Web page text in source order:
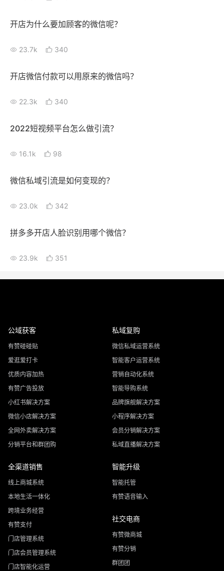
开店为什么要加顾客的微信呢？
23.7k 340
开店微信付款可以用原来的微信吗？
22.3k 340
2022短视频平台怎么做引流？
16.1k 98
微信私域引流是如何变现的？
23.0k 342
拼多多开店人脸识别用哪个微信？
23.9k 351
公域获客
有赞碰碰贴
爱逛爱打卡
优质内容加热
有赞广告投放
小红书解决方案
微信小店解决方案
全网外卖解决方案
分销平台和群团购
私域复购
微信私域运营系统
智能客户运营系统
营销自动化系统
智能导购系统
品牌旗舰解决方案
小程序解决方案
会员分销解决方案
私域直播解决方案
全渠道销售
线上商城系统
本地生活一体化
跨境业务经营
有赞支付
门店管理系统
门店会员管理系统
门店智能化运营
智能升级
智能托管
有赞语音输入
社交电商
有赞微商城
有赞分销
群团团